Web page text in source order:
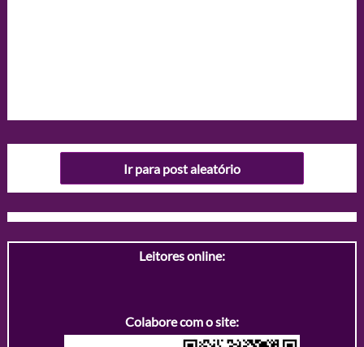
Ir para post aleatório
Leitores online:
Colabore com o site: